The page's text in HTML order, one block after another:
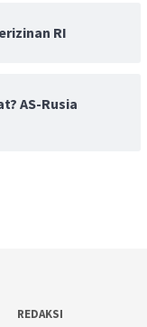
RI
AS-Rusia
REDAKSI